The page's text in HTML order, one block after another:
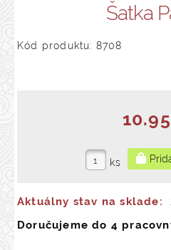
Šatka
Kód produktu: 8708
ks
Aktuálny stav na sklade:
Doručujeme do 4